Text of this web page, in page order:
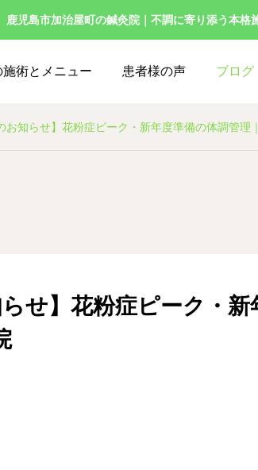
鹿児島市加治屋町の鍼灸院｜不調に寄り添う本格
施術とメニュー 患者様の声 ブログ
お知らせ】花粉症ピーク・新年度準備の体調管理
らせ】花粉症ピーク・